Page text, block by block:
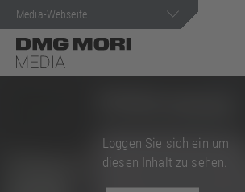
Loggen Sie sich ein um
diesen Inhalt zu sehen.